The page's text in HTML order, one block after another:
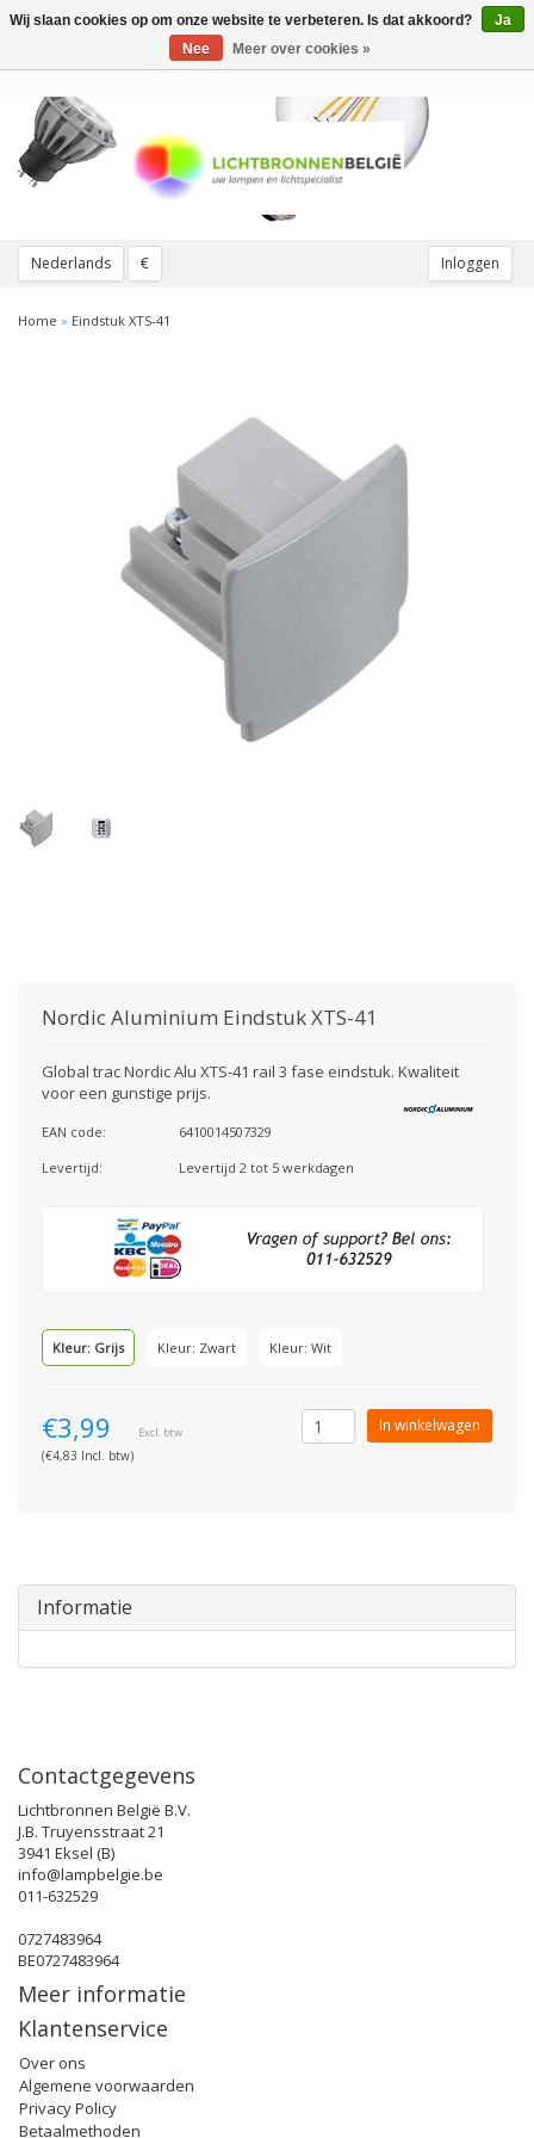
Nederlands € Inloggen
Toggle
Home » Eindstuk XTS-41
Nordic Aluminium Eindstuk XTS-41
Global trac Nordic Alu XTS-41 rail 3 fase eindstuk. Kwaliteit
voor een gunstige prijs.
EAN code:
6410014507329
Levertijd:
Levertijd 2 tot 5 werkdagen
Kleur: Grijs Kleur: Zwart Kleur: Wit
€3,99 Excl. btw
(€4,83 Incl. btw)
In winkelwagen
Informatie
Contactgegevens
Lichtbronnen België B.V.
J.B. Truyensstraat 21
3941 Eksel (B)
info@lampbelgie.be
011-632529
0727483964
BE0727483964
Meer informatie
Klantenservice
Over ons
Algemene voorwaarden
Privacy Policy
Betaalmethoden
Wij slaan cookies op om onze website te verbeteren. Is dat akkoord?
Ja
Nee
Meer over cookies »